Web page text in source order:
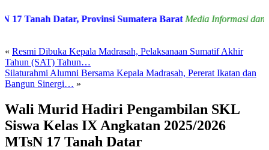
Tanah Datar, Provinsi Sumatera Barat Media Informasi dan
« Resmi Dibuka Kepala Madrasah, Pelaksanaan Sumatif Akhir
Tahun (SAT) Tahun…
Silaturahmi Alumni Bersama Kepala Madrasah, Pererat Ikatan dan
Bangun Sinergi… »
Wali Murid Hadiri Pengambilan SKL
Siswa Kelas IX Angkatan 2025/2026
MTsN 17 Tanah Datar